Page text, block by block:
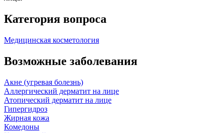
Категория вопроса
Медицинская косметология
Возможные заболевания
Акне (угревая болезнь)
Аллергический дерматит на лице
Атопический дерматит на лице
Гипергидроз
Жирная кожа
Комедоны